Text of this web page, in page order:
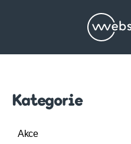
Kategorie
Akce